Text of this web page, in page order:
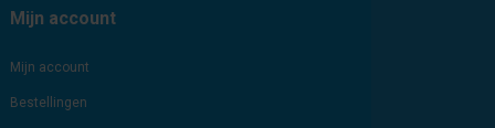
Mijn account
Mijn account
Bestellingen